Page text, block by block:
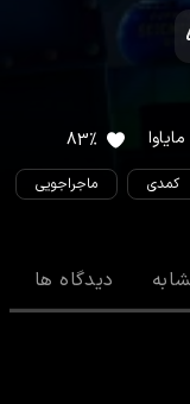
83%
کمدی ماجراجویی
دیدگاه ها